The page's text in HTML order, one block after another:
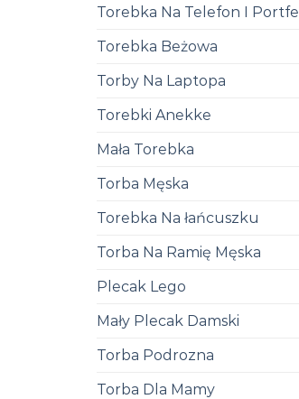
Torebka Na Telefon I Portfel
Torebka Beżowa
Torby Na Laptopa
Torebki Anekke
Mała Torebka
Torba Męska
Torebka Na łańcuszku
Torba Na Ramię Męska
Plecak Lego
Mały Plecak Damski
Torba Podrozna
Torba Dla Mamy